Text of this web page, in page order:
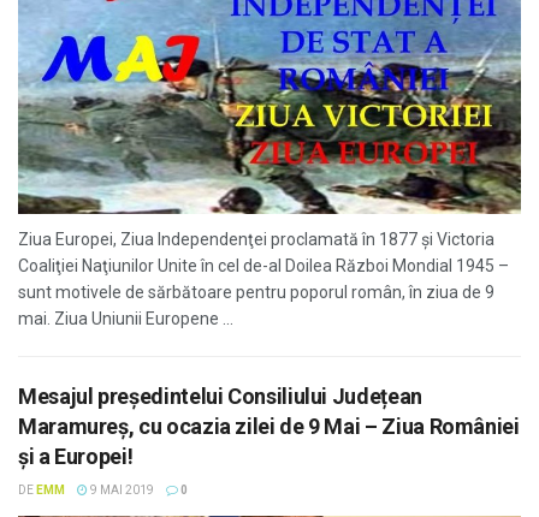
Ziua Europei, Ziua Independenţei proclamată în 1877 şi Victoria
Coaliţiei Naţiunilor Unite în cel de-al Doilea Război Mondial 1945 –
sunt motivele de sărbătoare pentru poporul român, în ziua de 9
mai. Ziua Uniunii Europene ...
Mesajul președintelui Consiliului Județean
Maramureș, cu ocazia zilei de 9 Mai – Ziua României
și a Europei!
DE EMM 9 MAI 2019 0